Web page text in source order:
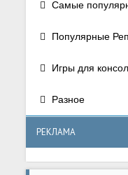
Самые
Популярные
Игры для
Разное
РЕКЛАМА